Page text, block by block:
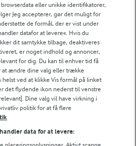
rapporter for Arla Foods
rapporter for Jörd
rapporter for Lurpak PB
eller unikke identifikatorer,
Jeg accepterer, gør det muligt for
de formål, der er vist under
datafor at levere«. Hvis du
dit samtykke tilbage, deaktiveres
er noget indhold og annoncer,
for dig. Du kan til enhver tid få
at ændre dine valg eller trække
helst ved at klikke Vis formål på linket
det flydende ikon nederst til venstre
Dine valg vil have virkning i
politik for at få flere
data for at levere: